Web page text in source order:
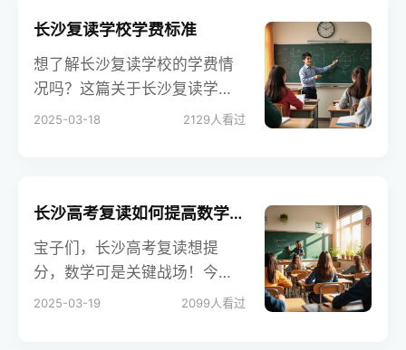
长沙复读学校学费标准
想了解长沙复读学校的学费情
况吗？这篇关于长沙复读学校
学费标准的文章可得好好看
2025-03-18 2129人看过
长沙高考复读如何提高数学成绩
宝子们，长沙高考复读想提
分，数学可是关键战场！今
天，学校招生在线就给大家唠
2025-03-19 2099人看过